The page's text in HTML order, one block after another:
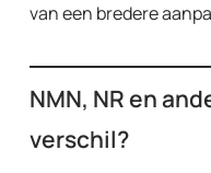
van een bredere
NMN, NR en
verschil?